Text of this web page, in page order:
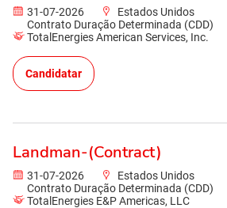
31-07-2026
Estados Unidos
Contrato Duração Determinada (CDD)
TotalEnergies American Services, Inc.
Candidatar
Landman-(Contract)
31-07-2026
Estados Unidos
Contrato Duração Determinada (CDD)
TotalEnergies E&P Americas, LLC